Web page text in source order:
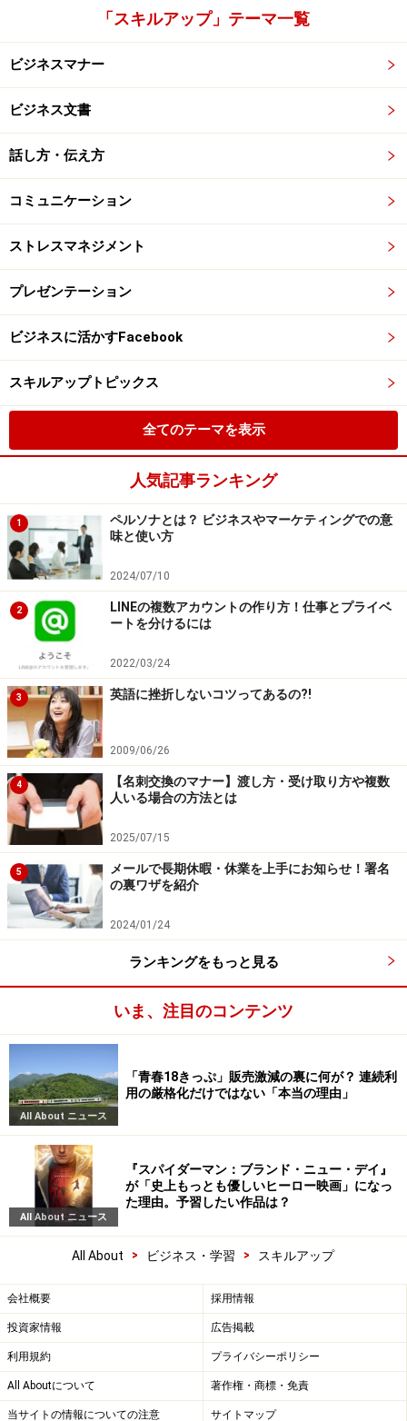
「スキルアップ」テーマ一覧
ビジネスマナー
ビジネス文書
話し方・伝え方
コミュニケーション
ストレスマネジメント
プレゼンテーション
ビジネスに活かすFacebook
スキルアップトピックス
全てのテーマを表示
人気記事ランキング
1
ペルソナとは？ ビジネスやマーケティングでの意
味と使い方
2024/07/10
2
LINEの複数アカウントの作り方！仕事とプライベ
ートを分けるには
2022/03/24
3 英語に挫折しないコツってあるの?!
2009/06/26
4
【名刺交換のマナー】渡し方・受け取り方や複数
人いる場合の方法とは
2025/07/15
5
メールで長期休暇・休業を上手にお知らせ！署名
の裏ワザを紹介
2024/01/24
ランキングをもっと見る
いま、注目のコンテンツ
All About ニュース
「青春18きっぷ」販売激減の裏に何が？ 連続利
用の厳格化だけではない「本当の理由」
All About ニュース
『スパイダーマン：ブランド・ニュー・デイ』
が「史上もっとも優しいヒーロー映画」になっ
た理由。予習したい作品は？
All About > ビジネス・学習 > スキルアップ
会社概要 採用情報
投資家情報 広告掲載
利用規約 プライバシーポリシー
All Aboutについて 著作権・商標・免責
当サイトの情報についての注意 サイトマップ